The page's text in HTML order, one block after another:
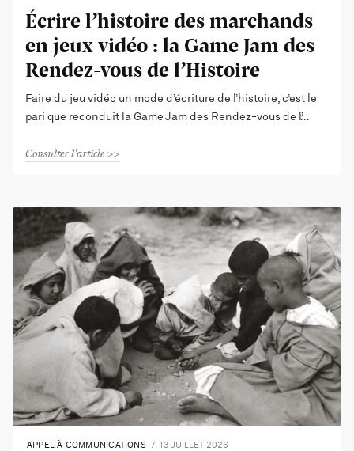
Écrire l’histoire des marchands
en jeux vidéo : la Game Jam des
Rendez-vous de l’Histoire
Faire du jeu vidéo un mode d’écriture de l’histoire, c’est le
pari que reconduit la Game Jam des Rendez-vous de l’
Consulter l'article
APPEL À COMMUNICATIONS 13 JUILLET 2026